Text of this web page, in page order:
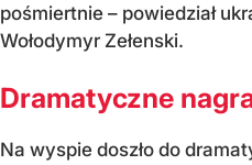
pośmiertnie – powiedział
Wołodymyr Zełenski.
Dramatyczne
Na wyspie doszło do